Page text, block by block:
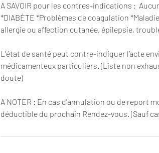
A SAVOIR pour les contres-indications :
*DIABÈTE *Problèmes de coagulation
allergie ou affection cutanée, épilepsie,
L’état de santé peut contre-indiquer l’acte
médicamenteux particuliers. (Liste non
doute)
A NOTER : En cas d'annulation ou de report
déductible du prochain Rendez-vous. (Sauf